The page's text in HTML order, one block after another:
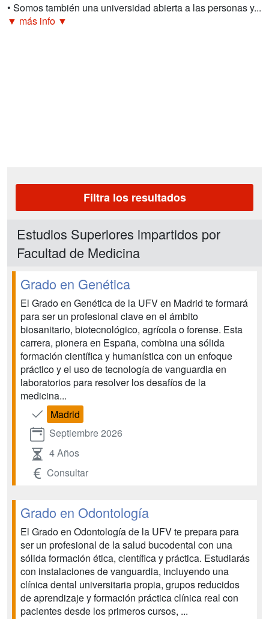
• Somos también una universidad abierta a las personas y...
▼ más info ▼
Filtra los resultados
Estudios Superiores impartidos por
Facultad de Medicina
Grado en Genética
El Grado en Genética de la UFV en Madrid te formará
para ser un profesional clave en el ámbito
biosanitario, biotecnológico, agrícola o forense. Esta
carrera, pionera en España, combina una sólida
formación científica y humanística con un enfoque
práctico y el uso de tecnología de vanguardia en
laboratorios para resolver los desafíos de la
medicina...
Madrid
Septiembre 2026
4 Años
Consultar
Grado en Odontología
El Grado en Odontología de la UFV te prepara para
ser un profesional de la salud bucodental con una
sólida formación ética, científica y práctica. Estudiarás
con instalaciones de vanguardia, incluyendo una
clínica dental universitaria propia, grupos reducidos
de aprendizaje y formación práctica clínica real con
pacientes desde los primeros cursos, ...